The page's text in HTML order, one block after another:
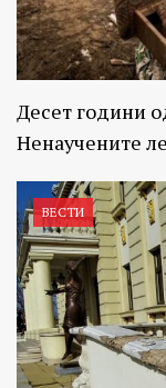
Десет години
Ненаучените
ВЕСТИ